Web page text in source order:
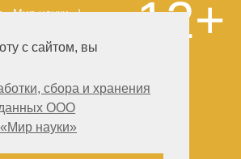
с сайтом, вы
сбора и хранения
ООО
науки»
«Мир науки» \
на сайте,
о защите авторских
материалов
без
с
права на
научные
12+